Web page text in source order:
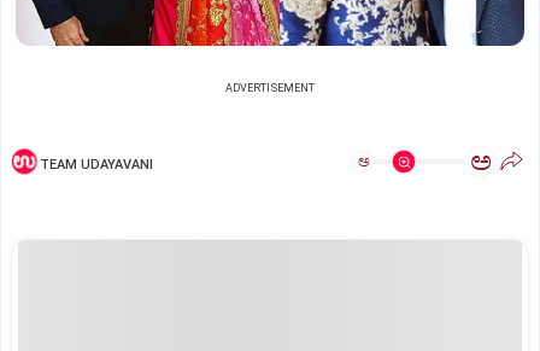
ADVERTISEMENT
TEAM UDAYAVANI ಅ ಅ